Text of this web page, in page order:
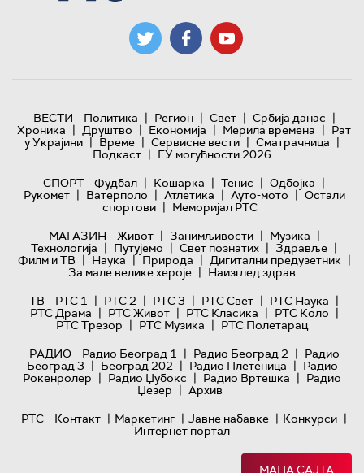
ВЕСТИ Политика | Регион | Свет | Србија данас |
Хроника | Друштво | Економија | Мерила времена | Рат
у Украјини | Време | Сервисне вести | Сматрачница |
Подкаст | ЕУ могућности 2026
СПОРТ
Фудбал | Кошарка | Тенис | Одбојка |
Рукомет | Ватерполо | Атлетика | Ауто-мото | Остали
спортови | Меморијал РТС
МАГАЗИН
Живот | Занимљивости | Музика |
Технологијa | Путујемо | Свет познатих | Здравље |
Филм и ТВ | Наука | Природа | Дигитални предузетник |
За мале велике хероје | Наизглед здрав
ТВ
РТС 1 | РТС 2 | РТС 3 | РТС Свет | РТС Наука |
РТС Драма | РТС Живот | РТС Класика | РТС Коло |
РТС Трезор | РТС Музика | РТС Полетарац
РАДИО
Радио Београд 1 | Радио Београд 2 | Радио
Београд 3 | Београд 202 | Радио Плетеница | Радио
Рокенролер | Радио Џубокс | Радио Вртешка | Радио
Џезер | Архив
РТС
Контакт | Маркетинг | Јавне набавке | Конкурси |
Интернет портал
МАПА САЈТА